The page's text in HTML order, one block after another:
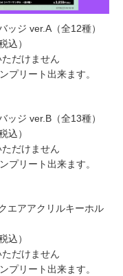
ジ ver.A（全12種）
込）
だけません
プリート出来ます。
ジ ver.B（全13種）
込）
だけません
プリート出来ます。
エアアクリルキーホル
込）
だけません
プリート出来ます。